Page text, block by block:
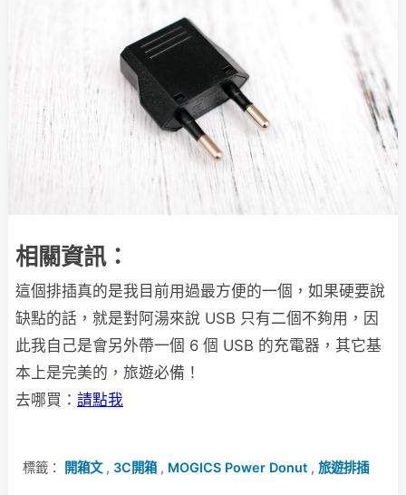
相關資訊：
這個排插真的是我目前用過最方便的一個，如果硬要說
缺點的話，就是對阿湯來說 USB 只有二個不夠用，因
此我自己是會另外帶一個 6 個 USB 的充電器，其它基
本上是完美的，旅遊必備！
去哪買： 請點我
標籤： 開箱文, 3C開箱, MOGICS Power Donut , 旅遊排插